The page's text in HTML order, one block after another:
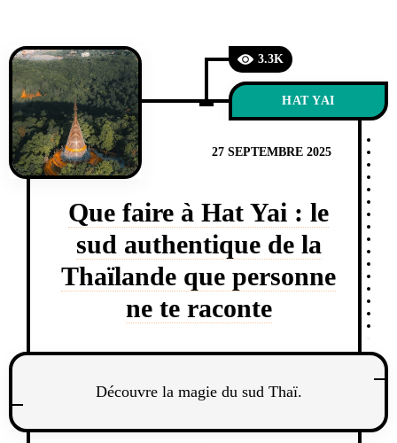
3.3K
HAT YAI
27 SEPTEMBRE 2025
Que faire à Hat Yai : le
sud authentique de la
Thaïlande que personne
ne te raconte
Découvre la magie du sud Thaï.